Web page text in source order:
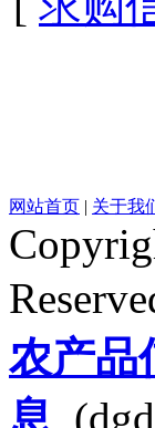
网站首页 | 关于我
农产品
息